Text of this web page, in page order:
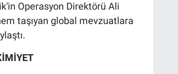
Operasyon Direktörü Ali
taşıyan global mevzuatlara